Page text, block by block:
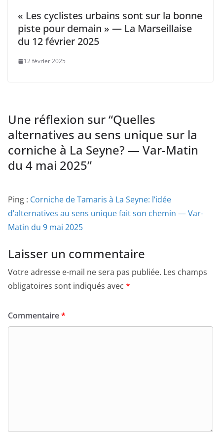
« Les cyclistes urbains sont sur la bonne
piste pour demain » — La Marseillaise
du 12 février 2025
12 février 2025
Une réflexion sur “Quelles
alternatives au sens unique sur la
corniche à La Seyne? — Var-Matin
du 4 mai 2025”
Ping : Corniche de Tamaris à La Seyne: l’idée
d’alternatives au sens unique fait son chemin — Var-
Matin du 9 mai 2025
Laisser un commentaire
Votre adresse e-mail ne sera pas publiée. Les champs
obligatoires sont indiqués avec *
Commentaire*